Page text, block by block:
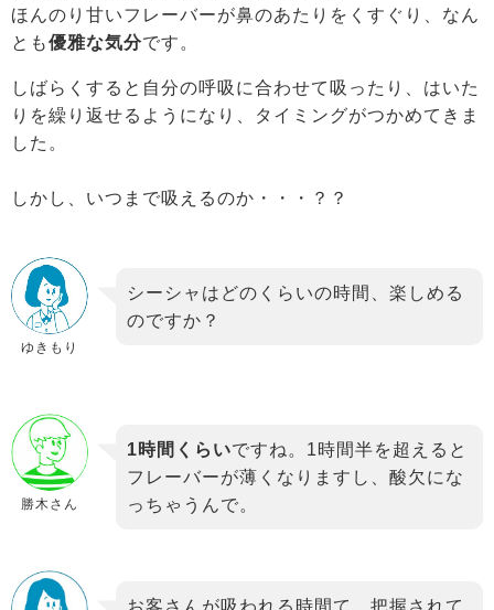
ほんのり甘いフレーバーが鼻のあたりをくすぐり、なん
とも優雅な気分です。
しばらくすると自分の呼吸に合わせて吸ったり、はいた
りを繰り返せるようになり、タイミングがつかめてきま
した。
しかし、いつまで吸えるのか・・・？？
ゆきもり
シーシャはどのくらいの時間、楽しめる
のですか？
勝木さん
1時間くらいですね。1時間半を超えると
フレーバーが薄くなりますし、酸欠にな
っちゃうんで。
お客さんが吸われる時間て、把握されて